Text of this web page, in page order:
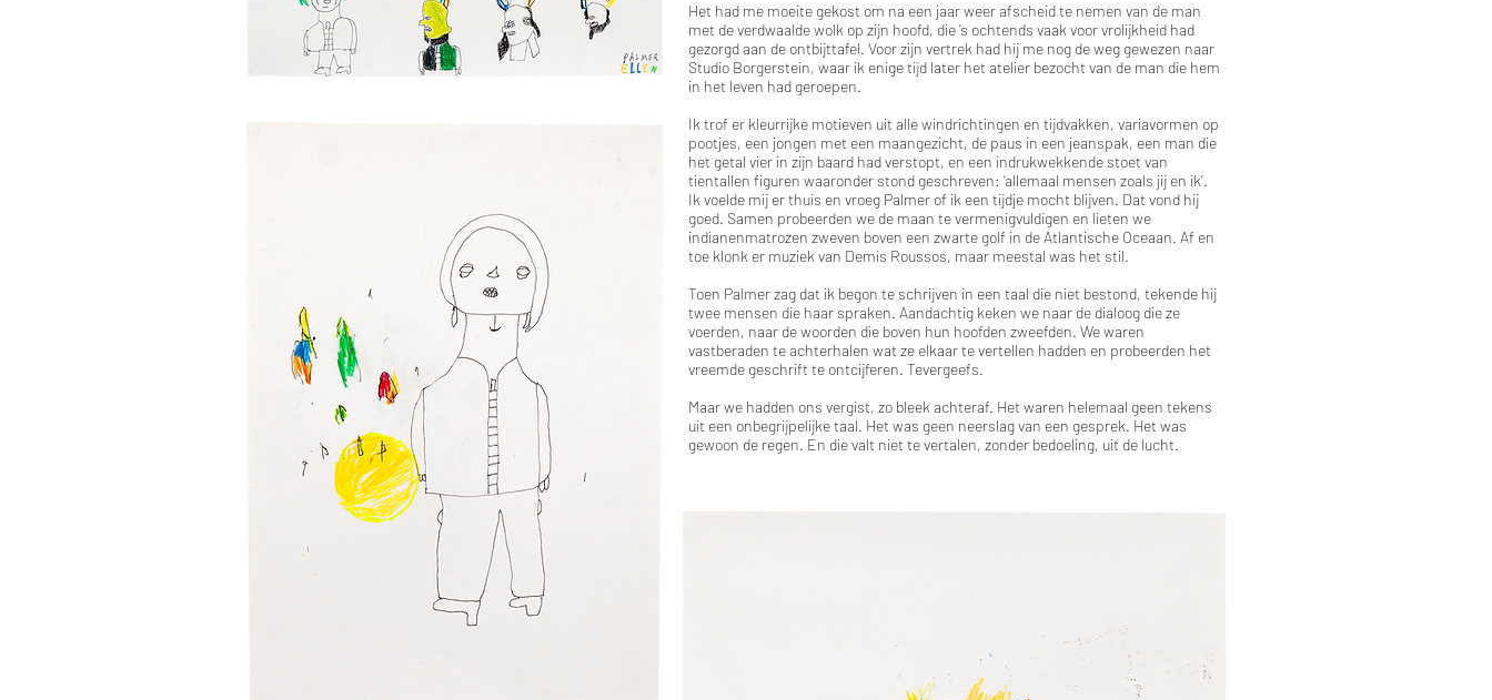
Het had me moeite gekost om na een jaar weer afscheid te nemen van de man
met de verdwaalde wolk op zijn hoofd, die ’s ochtends vaak voor vrolijkheid had
gezorgd aan de ontbijttafel. Voor zijn vertrek had hij me nog de weg gewezen naar
Studio Borgerstein, waar ik enige tijd later het atelier bezocht van de man die hem
in het leven had geroepen.
Ik trof er kleurrijke motieven uit alle windrichtingen en tijdvakken, variavormen op
pootjes, een jongen met een maangezicht, de paus in een jeanspak, een man die
het getal vier in zijn baard had verstopt, en een indrukwekkende stoet van
tientallen figuren waaronder stond geschreven: ‘allemaal mensen zoals jij en ik’.
Ik voelde mij er thuis en vroeg Palmer of ik een tijdje mocht blijven. Dat vond hij
goed. Samen probeerden we de maan te vermenigvuldigen en lieten we
indianenmatrozen zweven boven een zwarte golf in de Atlantische Oceaan. Af en
toe klonk er muziek van Demis Roussos, maar meestal was het stil.
Toen Palmer zag dat ik begon te schrijven in een taal die niet bestond, tekende hij
twee mensen die haar spraken. Aandachtig keken we naar de dialoog die ze
voerden, naar de woorden die boven hun hoofden zweefden. We waren
vastberaden te achterhalen wat ze elkaar te vertellen hadden en probeerden het
vreemde geschrift te ontcijferen. Tevergeefs.
Maar we hadden ons vergist, zo bleek achteraf. Het waren helemaal geen tekens
uit een onbegrijpelijke taal. Het was geen neerslag van een gesprek. Het was
gewoon de regen. En die valt niet te vertalen, zonder bedoeling, uit de lucht.